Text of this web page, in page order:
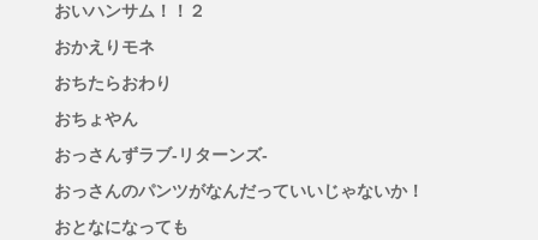
おいハンサム！！２
おかえりモネ
おちたらおわり
おちょやん
おっさんずラブ-リターンズ-
おっさんのパンツがなんだっていいじゃないか！
おとなになっても